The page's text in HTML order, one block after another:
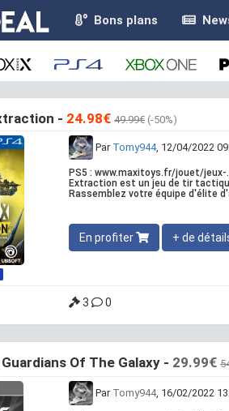
Bons plans
- 24.98€ 49.99€ (-50%)
Par Tomy944, 12/04/2022
PS5 : www.maxitoys.fr/jouet/
Extraction est un jeu de tir
Rassemblez votre équipe d'élite
En profiter + de
3 0
Of The Galaxy - 29.99€
Par Tomy944, 16/02/2022